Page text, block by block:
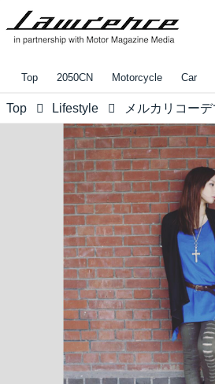
Top 2050CN Motorcycle Car
Top Lifestyle